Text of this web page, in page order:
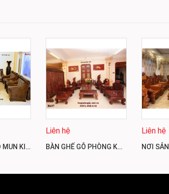
BỘ BÀN GHẾ GỖ MUN KIỂU SOFA HIỆN ĐẠI CHO PHÒNG KHÁCH VIP B442
Liên hệ
BÀN GHẾ GỖ PHÒNG KHÁCH ĐẸP KIỂU SƠN THỦY B437
Liên hệ